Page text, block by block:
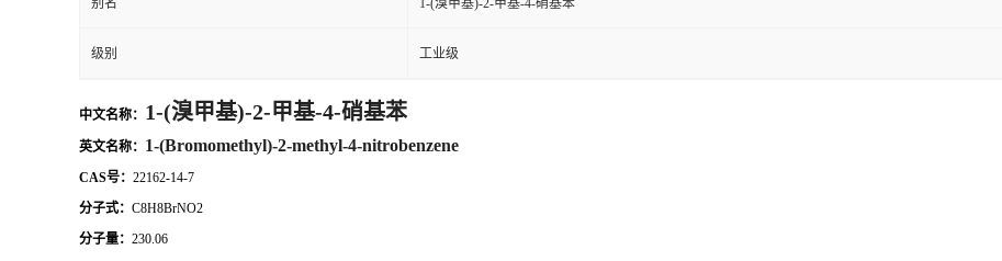
别名 1-(溴甲基)-2-甲基-4-硝基苯
级别 工业级
中文名称： 1-(溴甲基)-2-甲基-4-硝基苯
英文名称： 1-(Bromomethyl)-2-methyl-4-nitrobenzene
CAS号： 22162-14-7
分子式： C8H8BrNO2
分子量： 230.06